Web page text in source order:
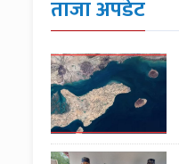
ताजा अपडेट